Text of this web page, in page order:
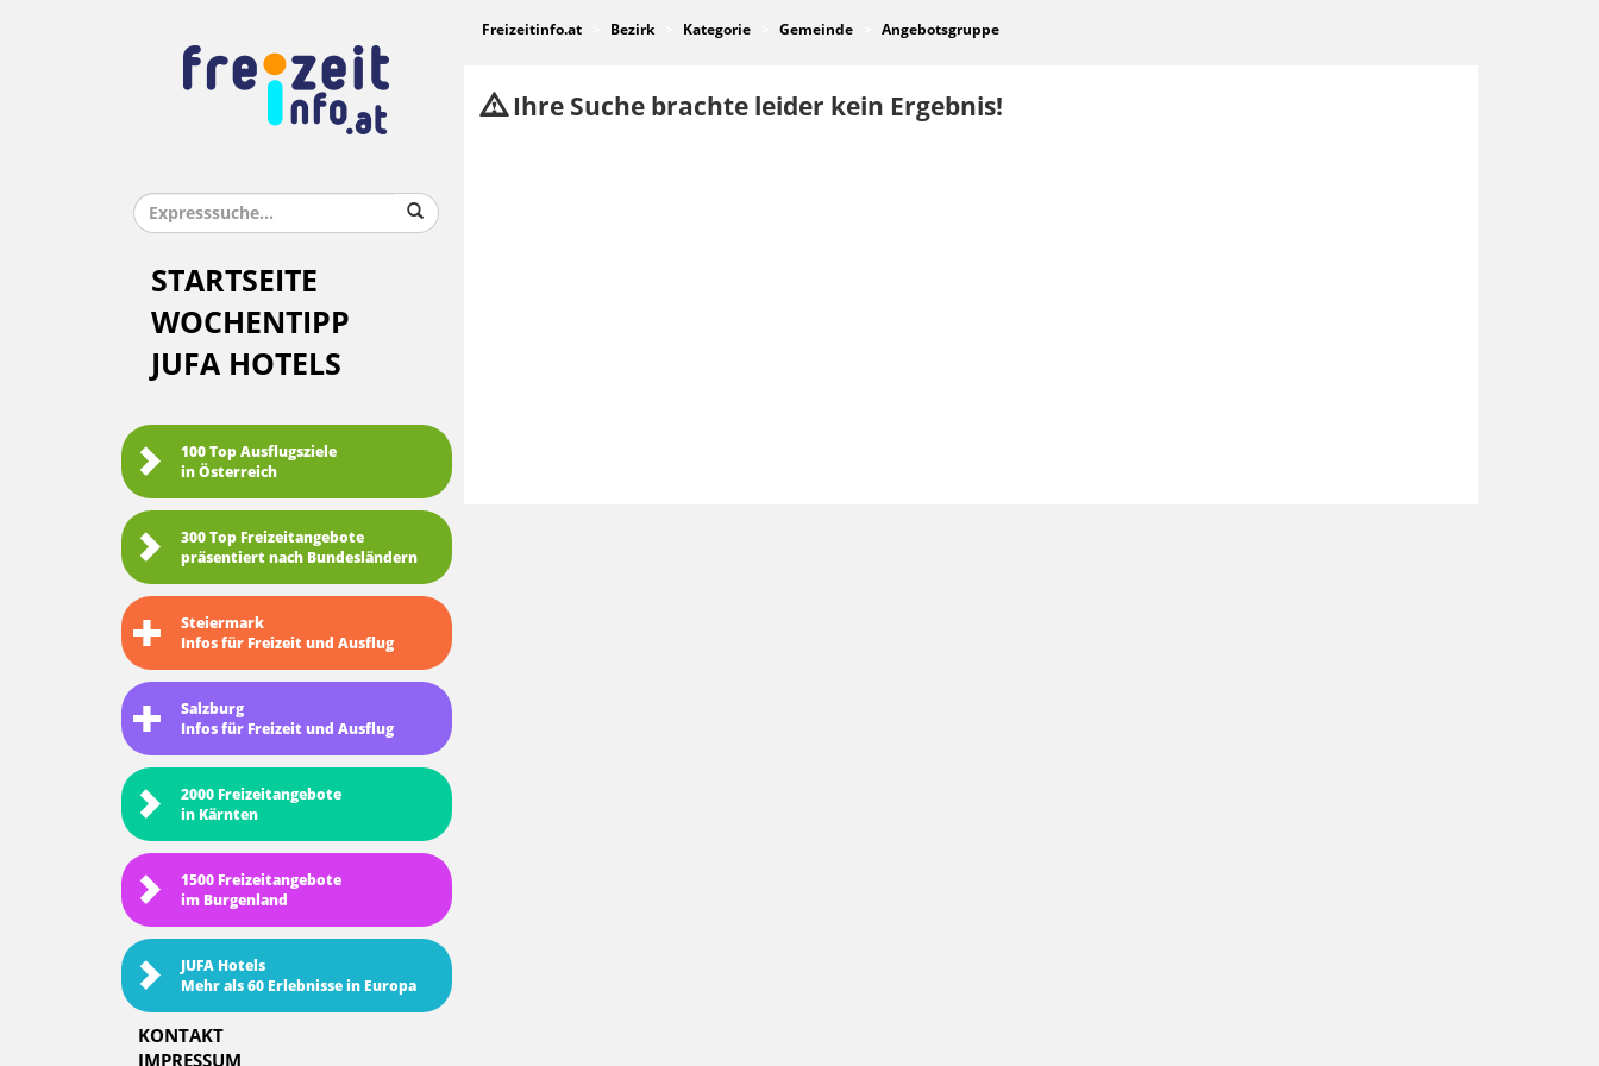
STARTSEITE
WOCHENTIPP
JUFA HOTELS
100 Top Ausflugsziele
in Österreich
300 Top Freizeitangebote
präsentiert nach Bundesländern
Steiermark
Infos für Freizeit und Ausflug
Salzburg
Infos für Freizeit und Ausflug
2000 Freizeitangebote
in Kärnten
1500 Freizeitangebote
im Burgenland
JUFA Hotels
Mehr als 60 Erlebnisse in Europa
KONTAKT
IMPRESSUM
Freizeitinfo.at Bezirk Kategorie Gemeinde Angebotsgruppe
Ihre Suche brachte leider kein Ergebnis!